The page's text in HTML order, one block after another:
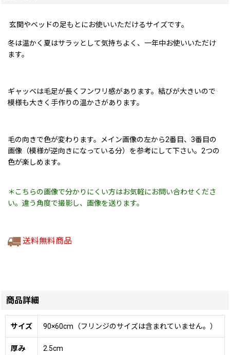
玄関やベッドの足もとにお使いいただけるサイズです。
冬は温かく夏はサラッとして気持ちよく、一年中お使いいただけ
ます。
ギャッベは毛足が長くフンワリ感があります。結びが大きいので
模様も大きく手作りの温かさがあります。
毛の向きで色が変わります。メイン画像の左から2番目、3番目の
画像（模様が逆向きになっている分）を参考にして下さい。2つの
色が楽しめます。
＊こちらの画像で分かりにくい方はお気軽にお問い合わせくださ
い。違う角度で撮影し、画像を送ります。
送料無料商品
商品詳細
サイズ 90×60cm（フリンジのサイズは含まれていません。）
厚み 2.5cm